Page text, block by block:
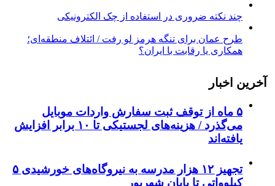
چند نکته ضروری در استفاده از چک الکترونیکی
طرح عمان برای تنگه هرمز لو رفت / ائتلاف منطقه‌ای؛
همکاری یا رقابت با ایران؟
آخرین اخبار
۵ ماه از توقف ثبت سفارش واردات موبایل
می‌گذرد / هزینه‌های لجستیکی تا ۱۰ برابر افزایش
یافته‌اند
تجهیز ۱۲ هزار مدرسه به نیروگاه‌های خورشیدی ۵
کیلوواتی تا پایان شهریور